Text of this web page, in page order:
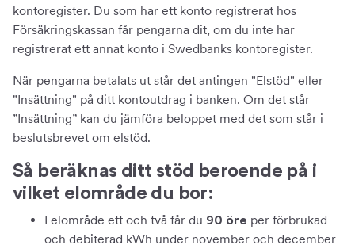
kontoregister. Du som har ett konto registrerat hos
Försäkringskassan får pengarna dit, om du inte har
registrerat ett annat konto i Swedbanks kontoregister.
När pengarna betalats ut står det antingen "Elstöd" eller
"Insättning" på ditt kontoutdrag i banken. Om det står
”Insättning” kan du jämföra beloppet med det som står i
beslutsbrevet om elstöd.
Så beräknas ditt stöd beroende på i
vilket elområde du bor:
I elområde ett och två får du 90 öre per förbrukad
och debiterad kWh under november och december